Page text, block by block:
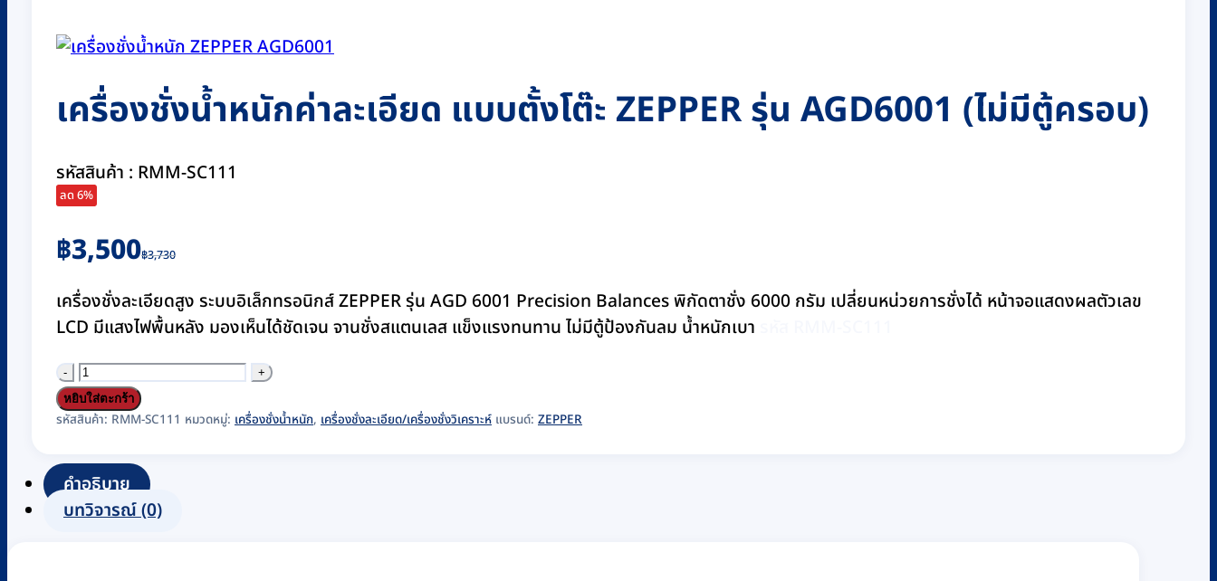
เครื่องชั่งน้ำหนักค่าละเอียด แบบตั้งโต๊ะ ZEPPER รุ่น AGD6001 (ไม่มีตู้ครอบ)
รหัสสินค้า : RMM-SC111
ลด 6%
฿3,730
Original
price
was:
฿3,730.
฿3,500
Current
price
is:
฿3,500.
เครื่องชั่งละเอียดสูง ระบบอิเล็กทรอนิกส์ ZEPPER รุ่น AGD 6001 Precision Balances พิกัดตาชั่ง 6000 กรัม เปลี่ยนหน่วยการชั่งได้ หน้าจอแสดงผลตัวเลข
LCD มีแสงไฟพื้นหลัง มองเห็นได้ชัดเจน จานชั่งสแตนเลส แข็งแรงทนทาน ไม่มีตู้ป้องกันลม น้ำหนักเบา
จำนวน
เครื่อง
ชั่ง
หนัก
ค่า
หยิบใส่ตะกร้า
รหัสสินค้า: RMM-SC111 หมวดหมู่: เครื่องชั่งน้ำหนัก, เครื่องชั่งละเอียด/เครื่องชั่งวิเคราะห์ แบรนด์: ZEPPER
คำอธิบาย
บทวิจารณ์ (0)